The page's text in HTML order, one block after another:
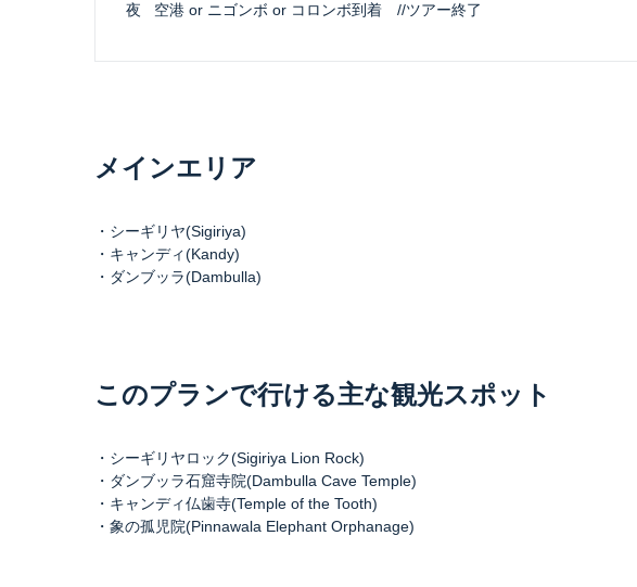
夜 空港 or ニゴンボ or コロンボ到着 //ツアー終了
メインエリア
・シーギリヤ(Sigiriya)
・キャンディ(Kandy)
・ダンブッラ(Dambulla)
このプランで行ける主な観光スポット
・シーギリヤロック(Sigiriya Lion Rock)
・ダンブッラ石窟寺院(Dambulla Cave Temple)
・キャンディ仏歯寺(Temple of the Tooth)
・象の孤児院(Pinnawala Elephant Orphanage)